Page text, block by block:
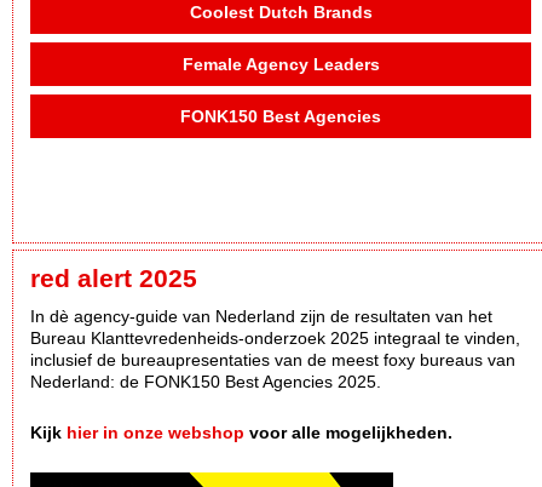
Coolest Dutch Brands
Female Agency Leaders
FONK150 Best Agencies
red alert 2025
In dè agency-guide van Nederland zijn de resultaten van het
Bureau Klanttevredenheids-onderzoek 2025 integraal te vinden,
inclusief de bureaupresentaties van de meest foxy bureaus van
Nederland: de FONK150 Best Agencies 2025.
Kijk hier in onze webshop voor alle mogelijkheden.